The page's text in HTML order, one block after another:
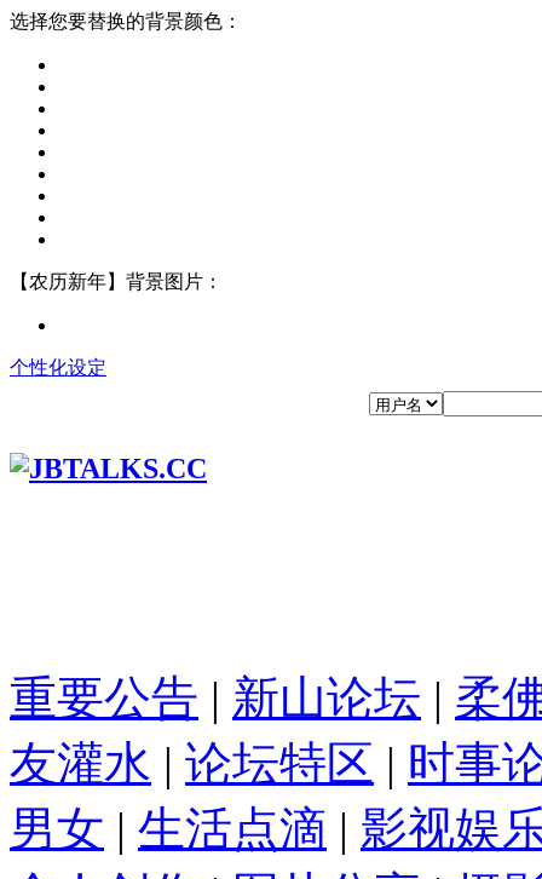
选择您要替换的背景颜色：
【农历新年】背景图片：
个性化设定
重要公告 | 新山论坛 | 柔
友灌水 | 论坛特区 | 时事
男女 | 生活点滴 | 影视娱